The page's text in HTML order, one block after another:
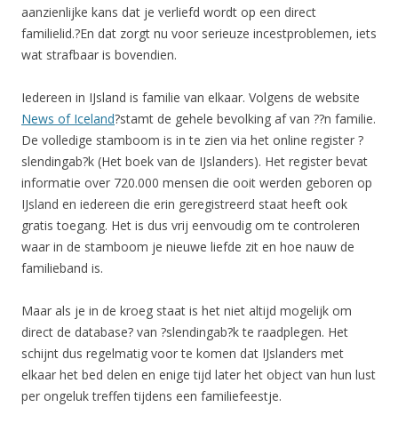
aanzienlijke kans dat je verliefd wordt op een direct
familielid.?En dat zorgt nu voor serieuze incestproblemen, iets
wat strafbaar is bovendien.
Iedereen in IJsland is familie van elkaar. Volgens de website
News of Iceland?stamt de gehele bevolking af van ??n familie.
De volledige stamboom is in te zien via het online register ?
slendingab?k (Het boek van de IJslanders). Het register bevat
informatie over 720.000 mensen die ooit werden geboren op
IJsland en iedereen die erin geregistreerd staat heeft ook
gratis toegang. Het is dus vrij eenvoudig om te controleren
waar in de stamboom je nieuwe liefde zit en hoe nauw de
familieband is.
Maar als je in de kroeg staat is het niet altijd mogelijk om
direct de database? van ?slendingab?k te raadplegen. Het
schijnt dus regelmatig voor te komen dat IJslanders met
elkaar het bed delen en enige tijd later het object van hun lust
per ongeluk treffen tijdens een familiefeestje.